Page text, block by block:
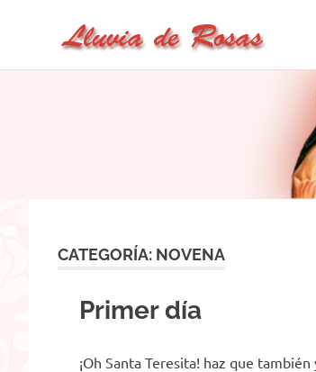
CATEGORÍA: NOVENA
Primer día
¡Oh Santa Teresita! haz que